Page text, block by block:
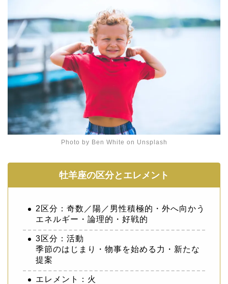
Photo by Ben White on Unsplash
牡羊座の区分とエレメント
2区分：奇数／陽／男性積極的・外へ向かう
エネルギー・論理的・好戦的
3区分：活動
季節のはじまり・物事を始める力・新たな
提案
エレメント：火